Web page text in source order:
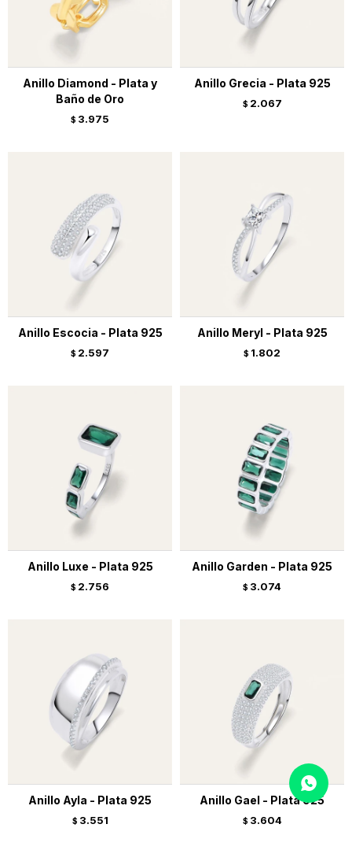
Anillo Diamond - Plata y
Baño de Oro
$ 3.975
Anillo Grecia - Plata 925
$ 2.067
Anillo Escocia - Plata 925
$ 2.597
Anillo Meryl - Plata 925
$ 1.802
Anillo Luxe - Plata 925
$ 2.756
Anillo Garden - Plata 925
$ 3.074
Anillo Ayla - Plata 925
$ 3.551
Anillo Gael - Plata 925
$ 3.604